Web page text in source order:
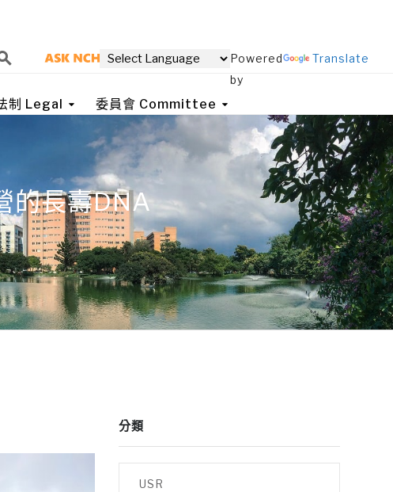
Powered
by
Translate
制 Legal 委員會 Committee
的長壽DNA
分類
USR